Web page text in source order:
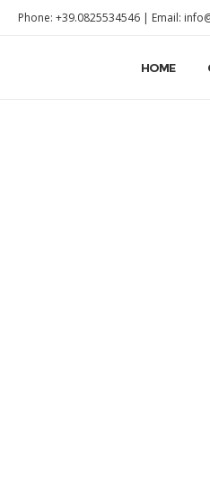
Phone: +39.0825534546 | Email:
HOME